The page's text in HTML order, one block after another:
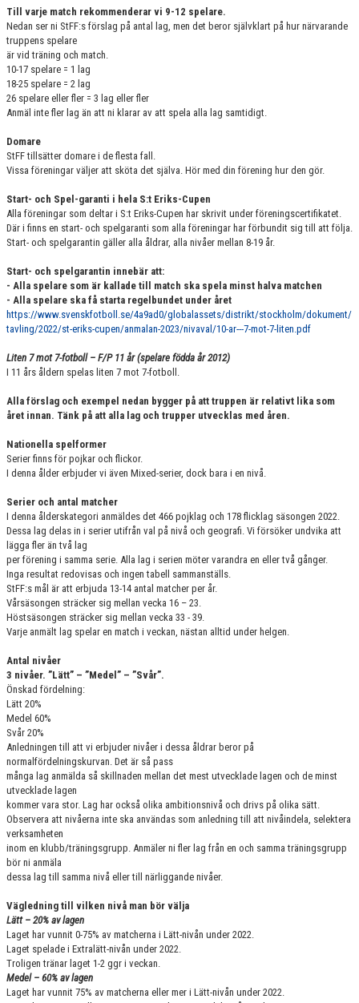
Till varje match rekommenderar vi 9-12 spelare.
Nedan ser ni StFF:s förslag på antal lag, men det beror självklart på hur närvarande
truppens spelare
är vid träning och match.
10-17 spelare = 1 lag
18-25 spelare = 2 lag
26 spelare eller fler = 3 lag eller fler
Anmäl inte fler lag än att ni klarar av att spela alla lag samtidigt.
Domare
StFF tillsätter domare i de flesta fall.
Vissa föreningar väljer att sköta det själva. Hör med din förening hur den gör.
Start- och Spel-garanti i hela S:t Eriks-Cupen
Alla föreningar som deltar i S:t Eriks-Cupen har skrivit under föreningscertifikatet.
Där i finns en start- och spelgaranti som alla föreningar har förbundit sig till att följa.
Start- och spelgarantin gäller alla åldrar, alla nivåer mellan 8-19 år.
Start- och spelgarantin innebär att:
- Alla spelare som är kallade till match ska spela minst halva matchen
- Alla spelare ska få starta regelbundet under året
https://www.svenskfotboll.se/4a9ad0/globalassets/distrikt/stockholm/dokument/
tavling/2022/st-eriks-cupen/anmalan-2023/nivaval/10-ar---7-mot-7-liten.pdf
Liten 7 mot 7-fotboll – F/P 11 år (spelare födda år 2012)
I 11 års åldern spelas liten 7 mot 7-fotboll.
Alla förslag och exempel nedan bygger på att truppen är relativt lika som
året innan. Tänk på att alla lag och trupper utvecklas med åren.
Nationella spelformer
Serier finns för pojkar och flickor.
I denna ålder erbjuder vi även Mixed-serier, dock bara i en nivå.
Serier och antal matcher
I denna ålderskategori anmäldes det 466 pojklag och 178 flicklag säsongen 2022.
Dessa lag delas in i serier utifrån val på nivå och geografi. Vi försöker undvika att
lägga fler än två lag
per förening i samma serie. Alla lag i serien möter varandra en eller två gånger.
Inga resultat redovisas och ingen tabell sammanställs.
StFF:s mål är att erbjuda 13-14 antal matcher per år.
Vårsäsongen sträcker sig mellan vecka 16 – 23.
Höstsäsongen sträcker sig mellan vecka 33 - 39.
Varje anmält lag spelar en match i veckan, nästan alltid under helgen.
Antal nivåer
3 nivåer. ”Lätt” – ”Medel” – ”Svår”.
Önskad fördelning:
Lätt 20%
Medel 60%
Svår 20%
Anledningen till att vi erbjuder nivåer i dessa åldrar beror på
normalfördelningskurvan. Det är så pass
många lag anmälda så skillnaden mellan det mest utvecklade lagen och de minst
utvecklade lagen
kommer vara stor. Lag har också olika ambitionsnivå och drivs på olika sätt.
Observera att nivåerna inte ska användas som anledning till att nivåindela, selektera
verksamheten
inom en klubb/träningsgrupp. Anmäler ni fler lag från en och samma träningsgrupp
bör ni anmäla
dessa lag till samma nivå eller till närliggande nivåer.
Vägledning till vilken nivå man bör välja
Lätt – 20% av lagen
Laget har vunnit 0-75% av matcherna i Lätt-nivån under 2022.
Laget spelade i Extralätt-nivån under 2022.
Troligen tränar laget 1-2 ggr i veckan.
Medel – 60% av lagen
Laget har vunnit 75% av matcherna eller mer i Lätt-nivån under 2022.